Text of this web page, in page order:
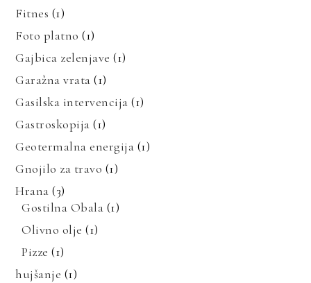
Fitnes (1)
Foto platno (1)
Gajbica zelenjave (1)
Garažna vrata (1)
Gasilska intervencija (1)
Gastroskopija (1)
Geotermalna energija (1)
Gnojilo za travo (1)
Hrana (3)
Gostilna Obala (1)
Olivno olje (1)
Pizze (1)
hujšanje (1)